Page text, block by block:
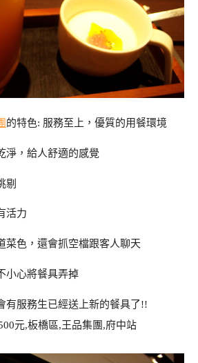
的特色: 服務至上，優質的用餐環境
淨，給人舒適的感覺
剔
活力
菜色，還會抓空檔跟客人聊天
小心將餐具弄掉
有服務生已經送上新的餐具了!!